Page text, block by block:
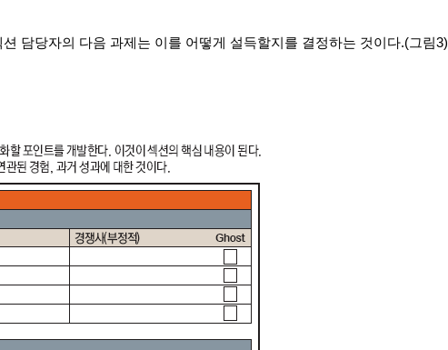
담당자의 다음 과제는 이를 어떻게 설득할지를 결정하는 것이다.(그림3)